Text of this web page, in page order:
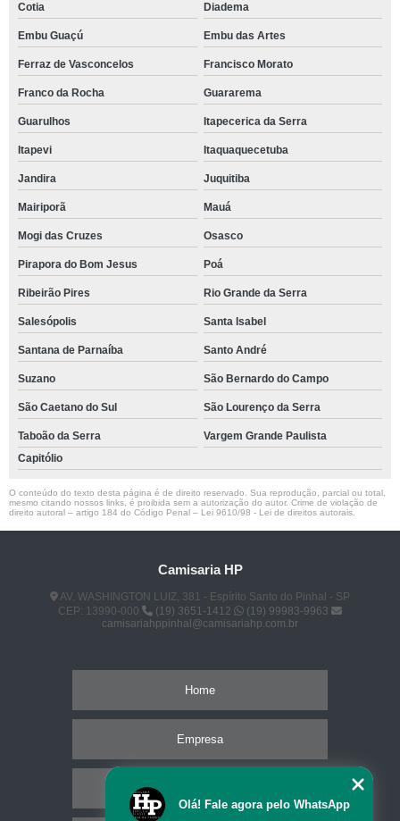
Cotia Diadema
Embu Guaçú Embu das Artes
Ferraz de Vasconcelos Francisco Morato
Franco da Rocha Guararema
Guarulhos Itapecerica da Serra
Itapevi Itaquaquecetuba
Jandira Juquitiba
Mairiporã Mauá
Mogi das Cruzes Osasco
Pirapora do Bom Jesus Poá
Ribeirão Pires Rio Grande da Serra
Salesópolis Santa Isabel
Santana de Parnaíba Santo André
Suzano São Bernardo do Campo
São Caetano do Sul São Lourenço da Serra
Taboão da Serra
Vargem Grande Paulista
Capitólio
O conteúdo do texto desta página é de direito reservado. Sua reprodução, parcial ou total,
mesmo citando nossos links, é proibida sem a autorização do autor. Crime de violação de
direito autoral – artigo 184 do Código Penal – Lei 9610/98 - Lei de direitos autorais
Camisaria HP
AV. WASHINGTON LUIZ, 381 - Espírito Santo do Pinhal - SP
CEP: 13990-000
(19) 3651-1412
(19) 99983-9963
camisariahppinhal@camisariahp.com.br
Home
Empresa
Olá! Fale agora pelo WhatsApp